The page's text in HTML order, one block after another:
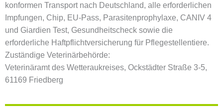
konformen Transport nach Deutschland, alle erforderlichen
Impfungen, Chip, EU-Pass, Parasitenprophylaxe, CANIV 4
und Giardien Test, Gesundheitscheck sowie die
erforderliche Haftpflichtversicherung für Pflegestellentiere.
Zuständige Veterinärbehörde:
Veterinäramt des Wetteraukreises, Ockstädter Straße 3-5,
61169 Friedberg